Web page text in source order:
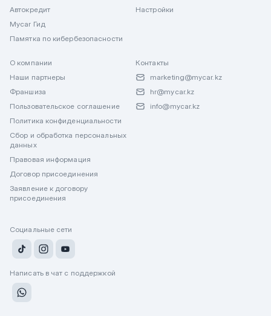
Автокредит
Mycar Гид
Памятка по кибербезопасности
Настройки
О компании
Наши партнеры
Франшиза
Пользовательское соглашение
Политика конфиденциальности
Сбор и обработка персональных
данных
Правовая информация
Договор присоединения
Заявление к договору
присоединения
Контакты
marketing@mycar.kz
hr@mycar.kz
info@mycar.kz
Социальные сети
Написать в чат с поддержкой